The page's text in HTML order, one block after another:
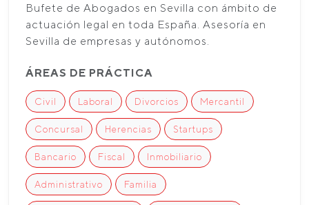
Bufete de Abogados en Sevilla con ámbito de
actuación legal en toda España. Asesoría en
Sevilla de empresas y autónomos.
ÁREAS DE PRÁCTICA
Civil Laboral Divorcios Mercantil
Concursal Herencias Startups
Bancario Fiscal Inmobiliario
Administrativo Familia